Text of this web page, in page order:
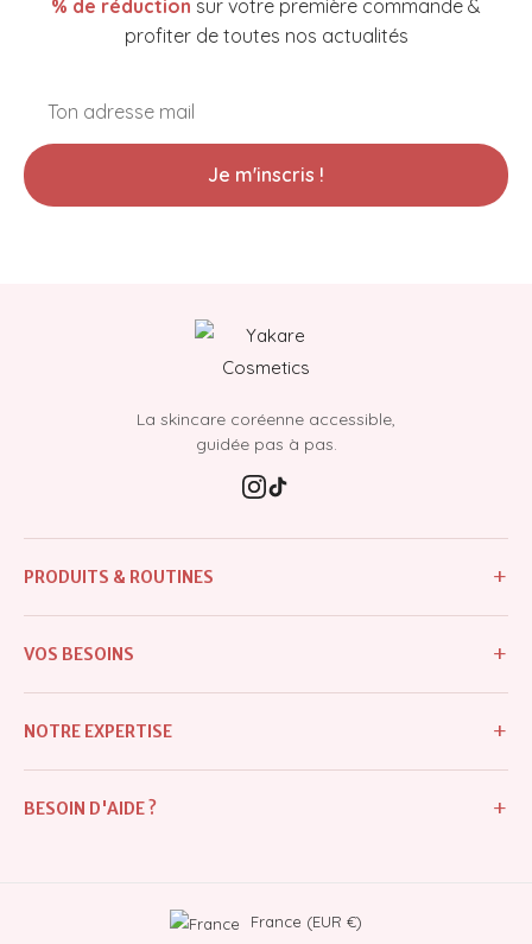
% de réduction sur votre première commande &
profiter de toutes nos actualités
Je m'inscris !
La skincare coréenne accessible,
guidée pas à pas.
PRODUITS & ROUTINES +
Meilleures ventes
Routines
Crèmes
VOS BESOINS +
Taches & hyperpigmentation
NOTRE EXPERTISE +
Ingrédients & conseils
BESOIN D'AIDE ? +
France (EUR €)